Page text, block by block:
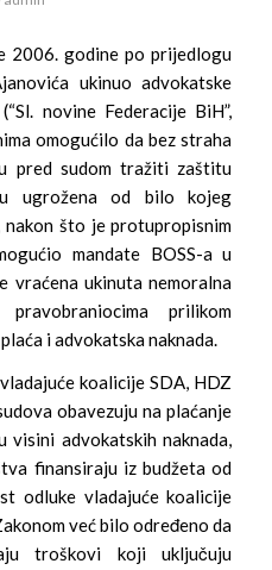
2006. godine po prijedlogu
ukinuo advokatske
novine Federacije BiH”,
omogućilo da bez straha
pred sudom tražiti zaštitu
ugrožena od bilo kojeg
što je protupropisnim
mandate BOSS-a u
vraćena ukinuta nemoralna
prilikom
i advokatska naknada.
koalicije SDA, HDZ
obavezuju na plaćanje
visini advokatskih naknada,
finansiraju iz budžeta od
odluke vladajuće koalicije
već bilo određeno da
troškovi koji uključuju